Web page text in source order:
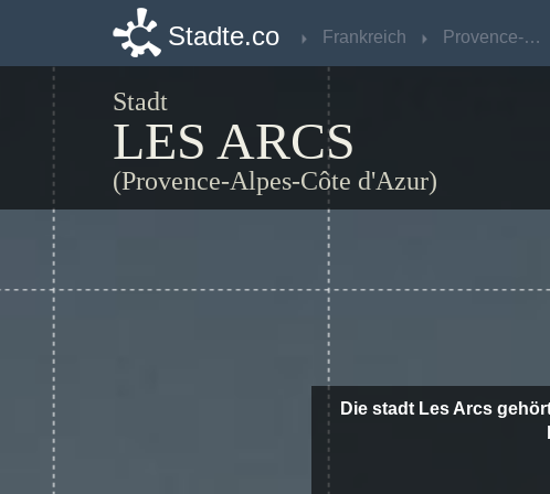
Stadte.co Frankreich Provence-Alpes-Côte d'Azur
Stadt
LES ARCS
(Provence-Alpes-Côte d'Azur)
Die stadt Les Arcs
Stadte.co Frankreich Provence-Alpes-Côte d'Azur